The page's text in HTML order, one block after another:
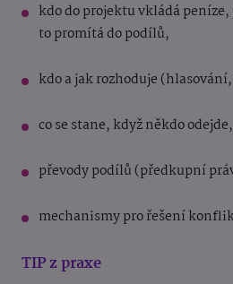
kdo do projektu vkládá
to promítá do podílů,
kdo a jak rozhoduje
co se stane, když někdo odejde,
převody podílů (předkupní
mechanismy pro řešení
TIP z praxe